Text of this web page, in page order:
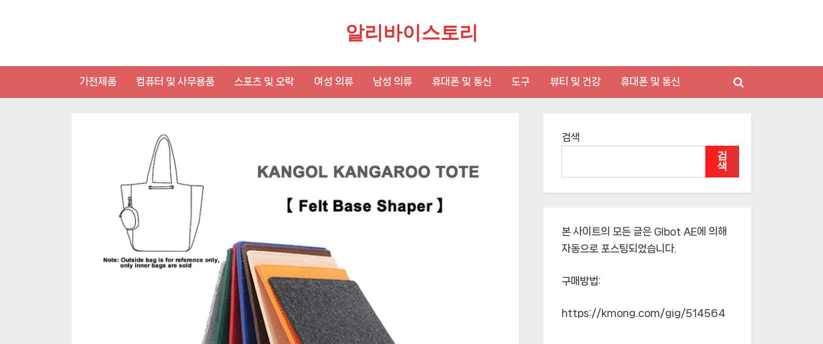
알리바이스토리
가전제품 컴퓨터 및 사무용품 스포츠 및 오락 여성 의류 남성 의류 휴대폰 및 통신 도구 뷰티 및 건강 휴대폰 및 통신
Toggle
검색
검
색
본 사이트의 모든 글은 Glbot AE에 의해
자동으로 포스팅되었습니다.
구매방법:
https://kmong.com/gig/514564